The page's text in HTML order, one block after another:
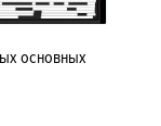
основных